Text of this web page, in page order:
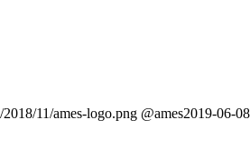
11/ames-logo.png @ames2019-06-